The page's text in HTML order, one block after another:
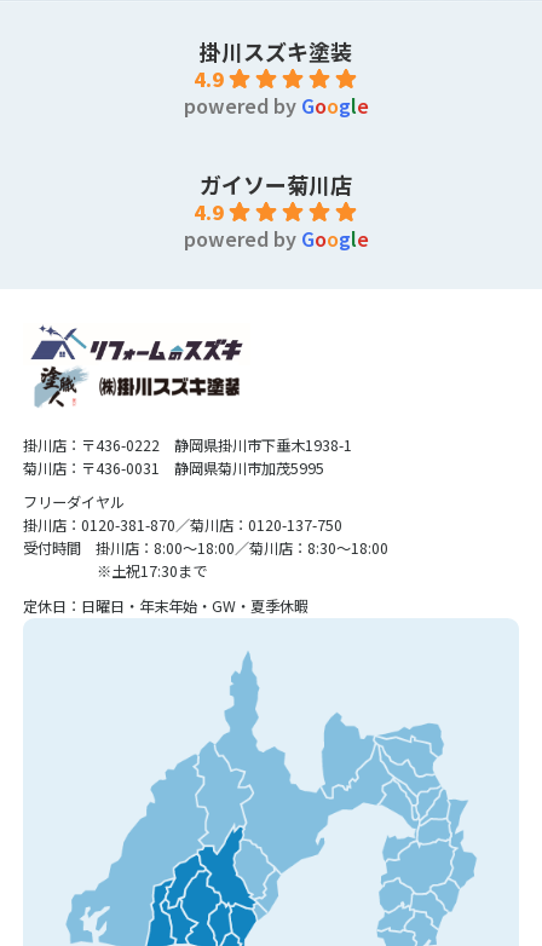
掛川スズキ塗装
4.9
powered by Google
ガイソー菊川店
4.9
powered by Google
掛川店：〒436-0222 静岡県掛川市下垂木1938-1
菊川店：〒436-0031 静岡県菊川市加茂5995
フリーダイヤル
掛川店：0120-381-870／菊川店：0120-137-750
受付時間 掛川店：8:00〜18:00／菊川店：8:30〜18:00
※土祝17:30まで
定休日：日曜日・年末年始・GW・夏季休暇